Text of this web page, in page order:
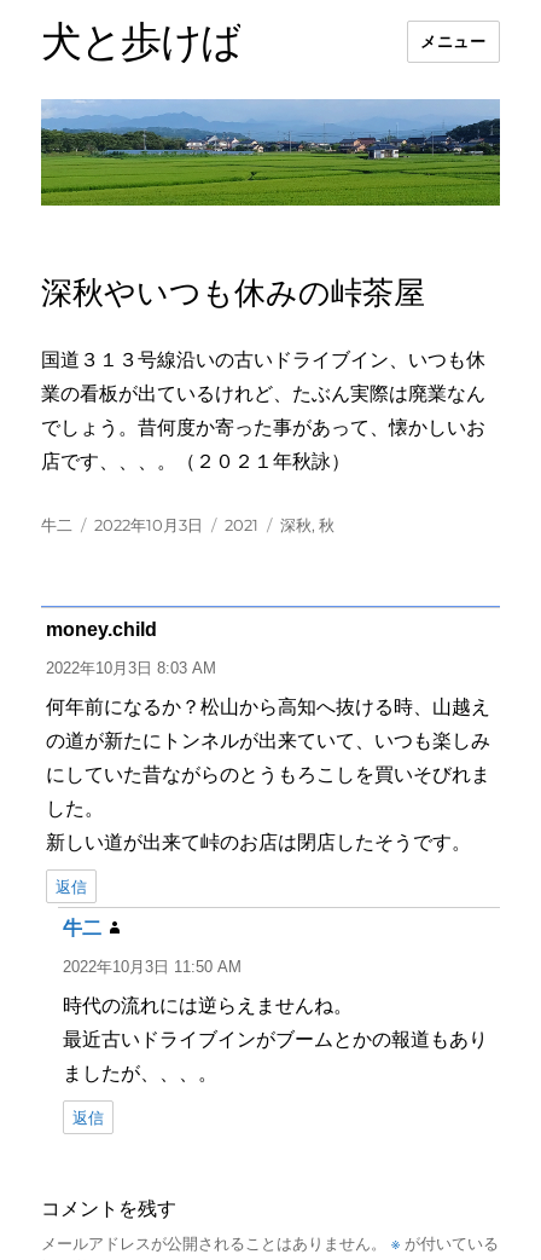
犬と歩けば メニュー
深秋やいつも休みの峠茶屋
国道３１３号線沿いの古いドライブイン、いつも休
業の看板が出ているけれど、たぶん実際は廃業なん
でしょう。昔何度か寄った事があって、懐かしいお
店です、、、。（２０２１年秋詠）
投
牛二
投
2022年10月3日
カ
2021
タ
深秋,秋
money.child
り:
2022年10月3日 8:03 AM
何年前になるか？松山から高知へ抜ける時、山越え
の道が新たにトンネルが出来ていて、いつも楽しみ
にしていた昔ながらのとうもろこしを買いそびれま
した。
新しい道が出来て峠のお店は閉店したそうです。
返信
牛二
り:
2022年10月3日 11:50 AM
時代の流れには逆らえませんね。
最近古いドライブインがブームとかの報道もあり
ましたが、、、。
返信
コメントを残す
メールアドレスが公開されることはありません。 ※ が付いている